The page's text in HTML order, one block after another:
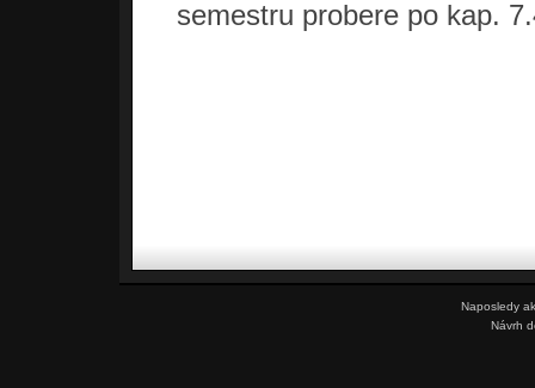
semestru probere po kap.
Naposledy
Návrh